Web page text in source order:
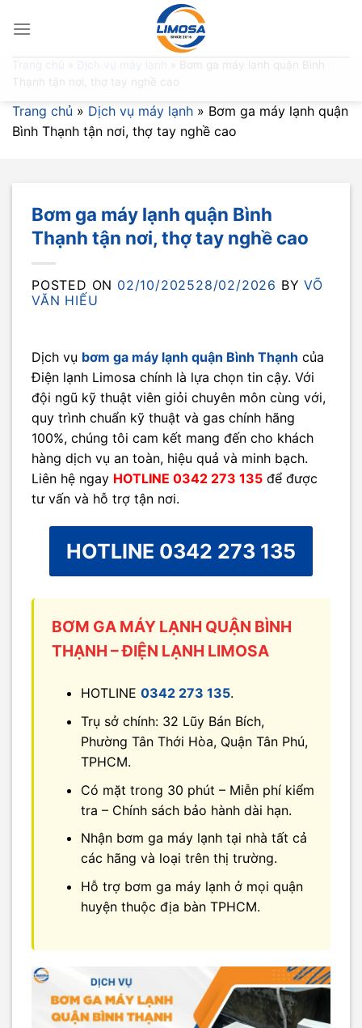
Bơm ga máy lạnh quận Bình
Thạnh tận nơi, thợ tay nghề cao
Trang chủ » Dịch vụ máy lạnh » Bơm ga máy lạnh quận
Bình Thạnh tận nơi, thợ tay nghề cao
Bơm ga máy lạnh quận Bình
Thạnh tận nơi, thợ tay nghề cao
POSTED ON 02/10/202528/02/2026 BYVÕ
VĂN HIẾU
Dịch vụ bơm ga máy lạnh quận Bình Thạnh của
Điện lạnh Limosa chính là lựa chọn tin cậy. Với
đội ngũ kỹ thuật viên giỏi chuyên môn cùng với,
quy trình chuẩn kỹ thuật và gas chính hãng
100%, chúng tôi cam kết mang đến cho khách
hàng dịch vụ an toàn, hiệu quả và minh bạch.
Liên hệ ngay HOTLINE 0342 273 135 để được
tư vấn và hỗ trợ tận nơi.
HOTLINE 0342 273 135
BƠM GA MÁY LẠNH QUẬN BÌNH
THẠNH – ĐIỆN LẠNH LIMOSA
HOTLINE 0342 273 135.
Trụ sở chính: 32 Lũy Bán Bích,
Phường Tân Thới Hòa, Quận Tân Phú,
TPHCM.
Có mặt trong 30 phút – Miễn phí kiểm
tra – Chính sách bảo hành dài hạn.
Nhận bơm ga máy lạnh tại nhà tất cả
các hãng và loại trên thị trường.
Hỗ trợ bơm ga máy lạnh ở mọi quận
huyện thuộc địa bàn TPHCM.